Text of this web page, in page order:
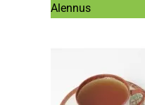
AlennusTuote